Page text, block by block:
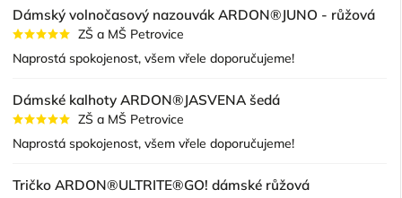
Dámský volnočasový nazouvák ARDON®JUNO - růžová
ZŠ a MŠ Petrovice
Naprostá spokojenost, všem vřele doporučujeme!
Dámské kalhoty ARDON®JASVENA šedá
ZŠ a MŠ Petrovice
Naprostá spokojenost, všem vřele doporučujeme!
Tričko ARDON®ULTRITE®GO! dámské růžová